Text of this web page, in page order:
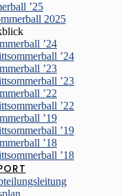
’25
2025
’24
’24
’23
’23
’22
’22
’19
’19
’18
’18